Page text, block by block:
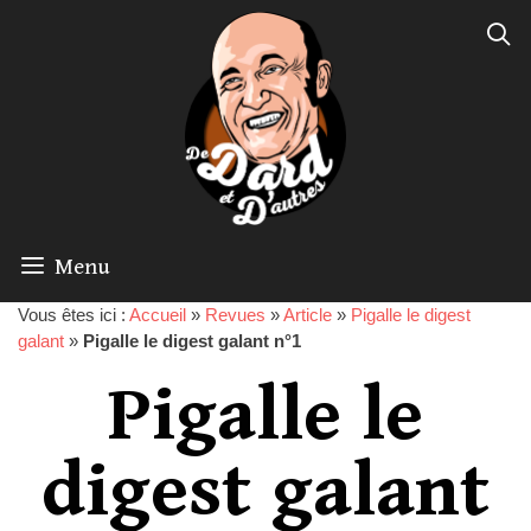
Menu
Vous êtes ici : Accueil » Revues »Article » Pigalle le digest
galant » Pigalle le digest galant n°1
Pigalle le
digest galant